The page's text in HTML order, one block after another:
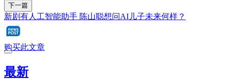
下一篇
新剧有人工智能助手 陈山聪想问AI儿子未来何样？
购买此文章
最新